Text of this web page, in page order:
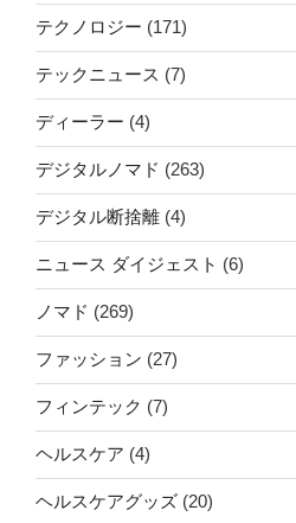
テクノロジー (171)
テックニュース (7)
ディーラー (4)
デジタルノマド (263)
デジタル断捨離 (4)
ニュース ダイジェスト (6)
ノマド (269)
ファッション (27)
フィンテック (7)
ヘルスケア (4)
ヘルスケアグッズ (20)